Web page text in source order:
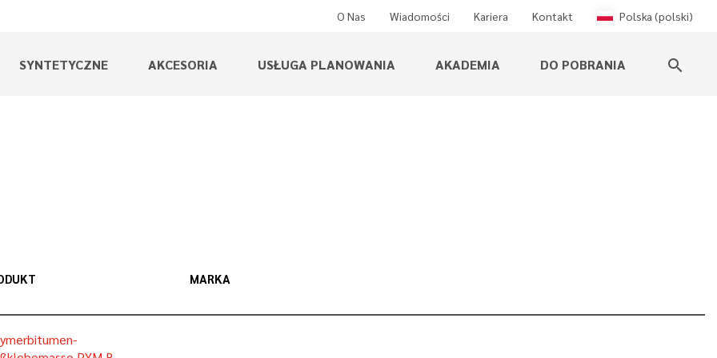
O Nas Wiadomości Kariera Kontakt Polska (polski)
SYNTETYCZNE AKCESORIA USŁUGA PLANOWANIA AKADEMIA DO POBRANIA search
MARKA